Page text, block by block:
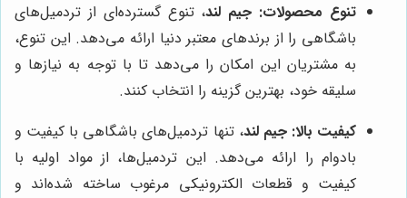
تنوع محصولات: جیم لند، تنوع گسترده‌ای از تردمیل‌های
باشگاهی را از برندهای معتبر دنیا ارائه می‌دهد. این تنوع،
به مشتریان این امکان را می‌دهد تا با توجه به نیازها و
سلیقه خود، بهترین گزینه را انتخاب کنند.
کیفیت بالا: جیم لند، تنها تردمیل‌های باشگاهی با کیفیت و
بادوام را ارائه می‌دهد. این تردمیل‌ها، از مواد اولیه با
کیفیت و قطعات الکترونیکی مرغوب ساخته شده‌اند و